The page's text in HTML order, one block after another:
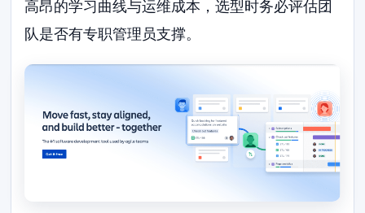
高昂的学习曲线与运维成本，选型时务必评估团
队是否有专职管理员支撑。